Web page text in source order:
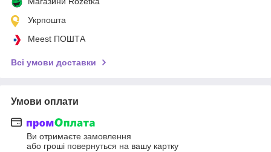
Укрпошта
Meest ПОШТА
Всі умови доставки
Умови оплати
Ви отримаєте замовлення
або гроші повернуться на вашу картку